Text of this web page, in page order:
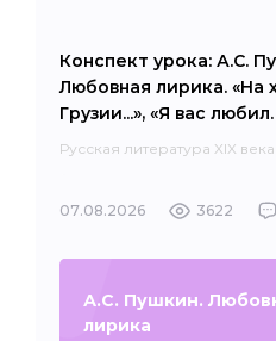
Конспект урока: А.С.
Любовная лирика. «На
Грузии...», «Я вас
Русская литература XIX века
07.08.2026 3622
А.С. Пушкин.
лирика